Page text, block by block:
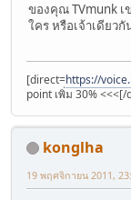
ของคุณ TVmunk เ
ใคร หรือเจ้าเดียวกั
[direct=https://
point เพิ่ม 30% <<<[/
konglha
19 พฤศจิกายน 2011,